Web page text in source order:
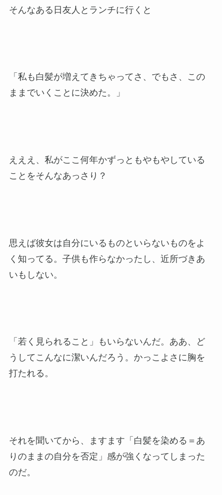
そんなある日友人とランチに行くと
「私も白髪が増えてきちゃってさ、でもさ、この
ままでいくことに決めた。」
えええ、私がここ何年かずっともやもやしている
ことをそんなあっさり？
思えば彼女は自分にいるものといらないものをよ
く知ってる。子供も作らなかったし、近所づきあ
いもしない。
「若く見られること」もいらないんだ。ああ、ど
うしてこんなに潔いんだろう。かっこよさに胸を
打たれる。
それを聞いてから、ますます「白髪を染める＝あ
りのままの自分を否定」感が強くなってしまった
のだ。